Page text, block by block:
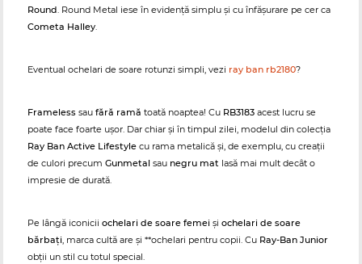
Round. Round Metal iese în evidență simplu și cu înfășurare pe cer ca
Cometa Halley.
Eventual ochelari de soare rotunzi simpli, vezi ray ban rb2180?
Frameless sau fără ramă toată noaptea! Cu RB3183 acest lucru se
poate face foarte ușor. Dar chiar și în timpul zilei, modelul din colecția
Ray Ban Active Lifestyle cu rama metalică și, de exemplu, cu creații
de culori precum Gunmetal sau negru mat lasă mai mult decât o
impresie de durată.
Pe lângă iconicii ochelari de soare femei și ochelari de soare
bărbați, marca cultă are și **ochelari pentru copii. Cu Ray-Ban Junior
obții un stil cu totul special.